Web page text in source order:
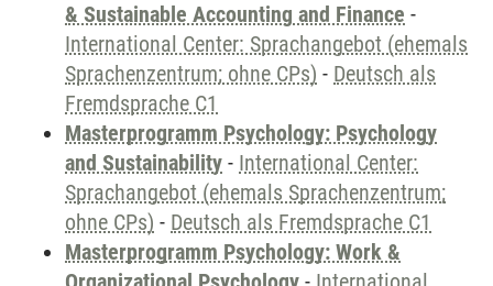
& Sustainable Accounting and Finance -
International Center: Sprachangebot (ehemals
Sprachenzentrum; ohne CPs) - Deutsch als
Fremdsprache C1
Masterprogramm Psychology: Psychology
and Sustainability - International Center:
Sprachangebot (ehemals Sprachenzentrum;
ohne CPs) - Deutsch als Fremdsprache C1
Masterprogramm Psychology: Work &